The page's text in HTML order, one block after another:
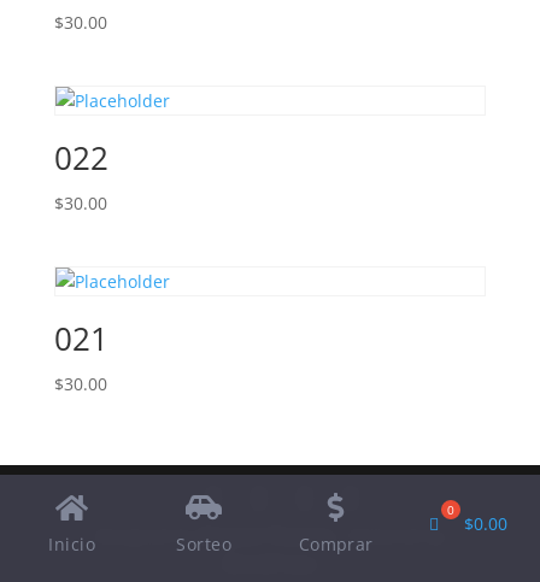
$30.00
022
$30.00
021
$30.00
Designed by Elegant Themes
| Powered by
Inicio Sorteo Comprar
$0.00